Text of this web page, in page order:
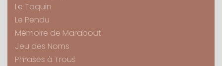
Le Taquin
Le Pendu
Mémoire de Marabout
Jeu des Noms
Phrases à Trous